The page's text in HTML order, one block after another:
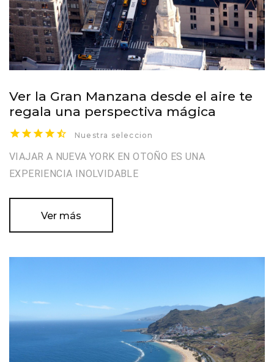
Ver la Gran Manzana desde el aire te
regala una perspectiva mágica
Nuestra seleccion
VIAJAR A NUEVA YORK EN OTOÑO ES UNA
EXPERIENCIA INOLVIDABLE
Ver más